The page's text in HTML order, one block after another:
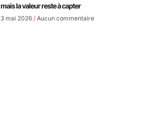
mais la valeur reste à capter
3 mai 2026 Aucun commentaire